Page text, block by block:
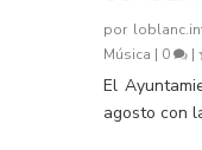
por
Música | 0 |
El
agosto con